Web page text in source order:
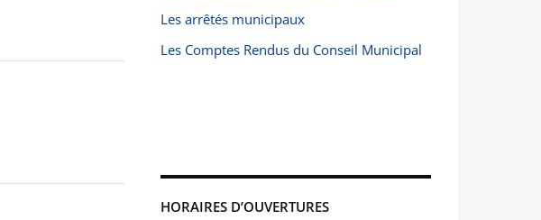
Les arrêtés municipaux
Les Comptes Rendus du Conseil Municipal
HORAIRES D’OUVERTURES